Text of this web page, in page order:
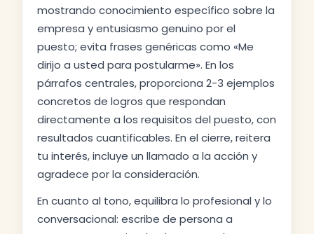
mostrando conocimiento específico sobre la
empresa y entusiasmo genuino por el
puesto; evita frases genéricas como «Me
dirijo a usted para postularme». En los
párrafos centrales, proporciona 2-3 ejemplos
concretos de logros que respondan
directamente a los requisitos del puesto, con
resultados cuantificables. En el cierre, reitera
tu interés, incluye un llamado a la acción y
agradece por la consideración.
En cuanto al tono, equilibra lo profesional y lo
conversacional: escribe de persona a